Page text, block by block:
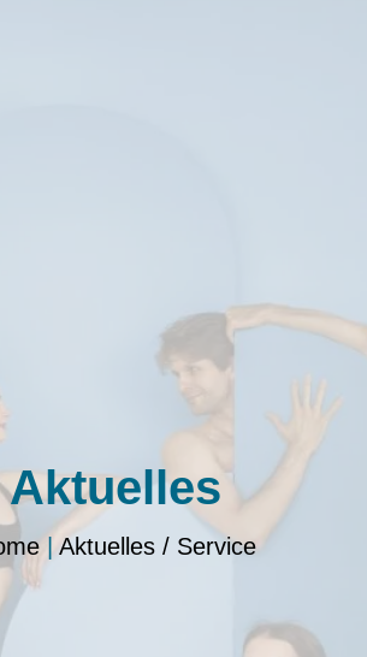
Aktuelles
| Aktuelles / Service